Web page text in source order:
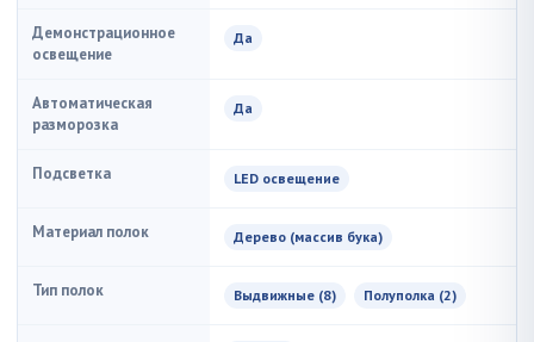
Демонстрационное
освещение
Да
Автоматическая
разморозка
Да
Подсветка LED освещение
Материал полок Дерево (массив бука)
Тип полок Выдвижные (8) Полуполка (2)